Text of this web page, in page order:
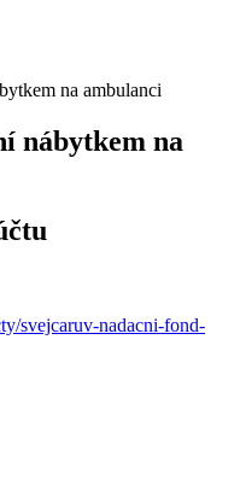
na ambulanci
nábytkem na
svejcaruv-nadacni-fond-